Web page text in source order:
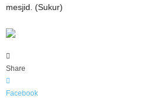
mesjid. (Sukur)
Share
Facebook